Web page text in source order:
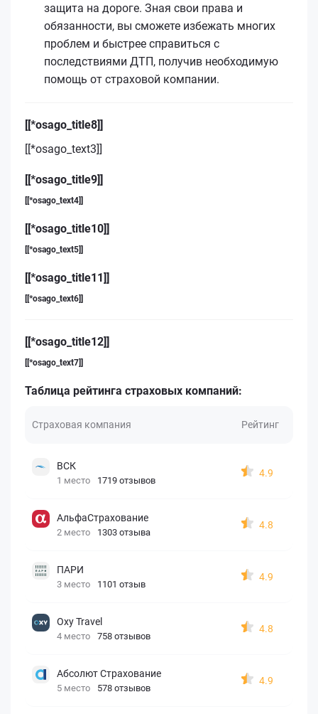
защита на дороге. Зная свои права и
обязанности, вы сможете избежать многих
проблем и быстрее справиться с
последствиями ДТП, получив необходимую
помощь от страховой компании.
[[*osago_title8]]
[[*osago_text3]]
[[*osago_title9]]
[[*osago_text4]]
[[*osago_title10]]
[[*osago_text5]]
[[*osago_title11]]
[[*osago_text6]]
[[*osago_title12]]
[[*osago_text7]]
Таблица рейтинга страховых компаний:
Страховая компания Рейтинг
ВСК
1 место 1719 отзывов
4.9
АльфаСтрахование
2 место 1303 отзыва
4.8
ПАРИ
3 место 1101 отзыв
4.9
Oxy Travel
4 место 758 отзывов
4.8
Абсолют Страхование
5 место 578 отзывов
4.9